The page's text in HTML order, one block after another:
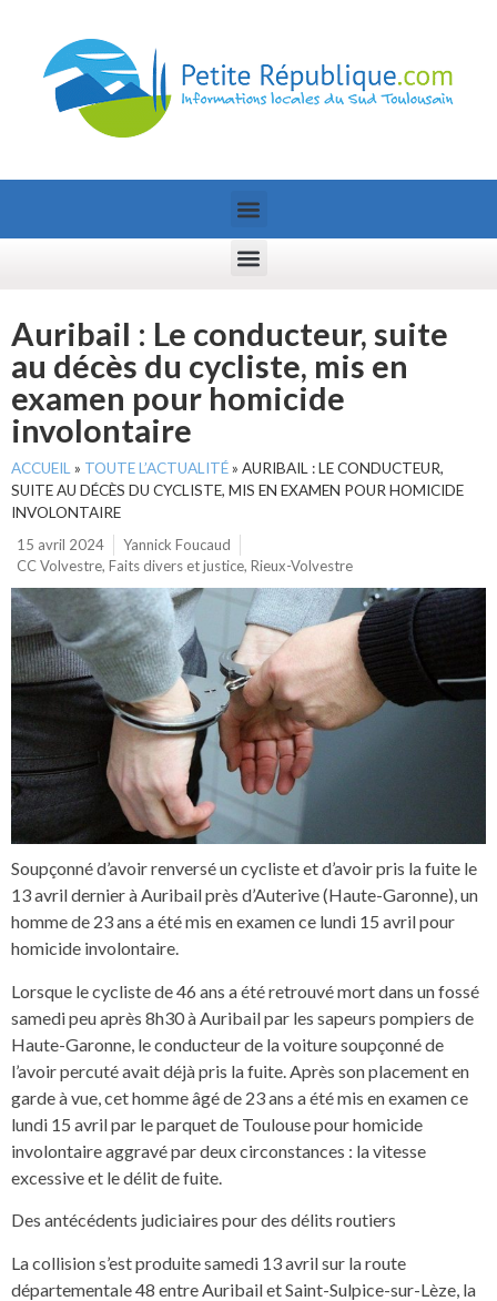
Auribail : Le conducteur, suite
au décès du cycliste, mis en
examen pour homicide
involontaire
ACCUEIL » TOUTE L’ACTUALITÉ» AURIBAIL : LE CONDUCTEUR,
SUITE AU DÉCÈS DU CYCLISTE, MIS EN EXAMEN POUR HOMICIDE
INVOLONTAIRE
15 avril 2024
Yannick Foucaud
CC Volvestre, Faits divers et justice, Rieux-Volvestre
Soupçonné d’avoir renversé un cycliste et d’avoir pris la fuite le
13 avril dernier à Auribail près d’Auterive (Haute-Garonne), un
homme de 23 ans a été mis en examen ce lundi 15 avril pour
homicide involontaire.
Lorsque le cycliste de 46 ans a été retrouvé mort dans un fossé
samedi peu après 8h30 à Auribail par les sapeurs pompiers de
Haute-Garonne, le conducteur de la voiture soupçonné de
l’avoir percuté avait déjà pris la fuite. Après son placement en
garde à vue, cet homme âgé de 23 ans a été mis en examen ce
lundi 15 avril par le parquet de Toulouse pour homicide
involontaire aggravé par deux circonstances : la vitesse
excessive et le délit de fuite.
Des antécédents judiciaires pour des délits routiers
La collision s’est produite samedi 13 avril sur la route
départementale 48 entre Auribail et Saint-Sulpice-sur-Lèze, la